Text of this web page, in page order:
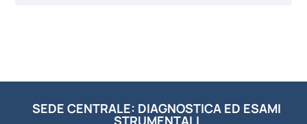
SEDE CENTRALE: DIAGNOSTICA ED ESAMI
STRUMENTALI